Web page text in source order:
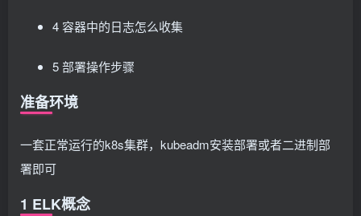
4 容器中的日志怎么收集
5 部署操作步骤
准备环境
一套正常运行的k8s集群，kubeadm安装部署或者二进制部
署即可
1 ELK概念